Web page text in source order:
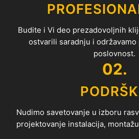
Budite i Vi deo prezadovoljnih
ostvarili saradnju i
poslovnost.
02.
Nudimo savetovanje u izboru
projektovanje instalacija,